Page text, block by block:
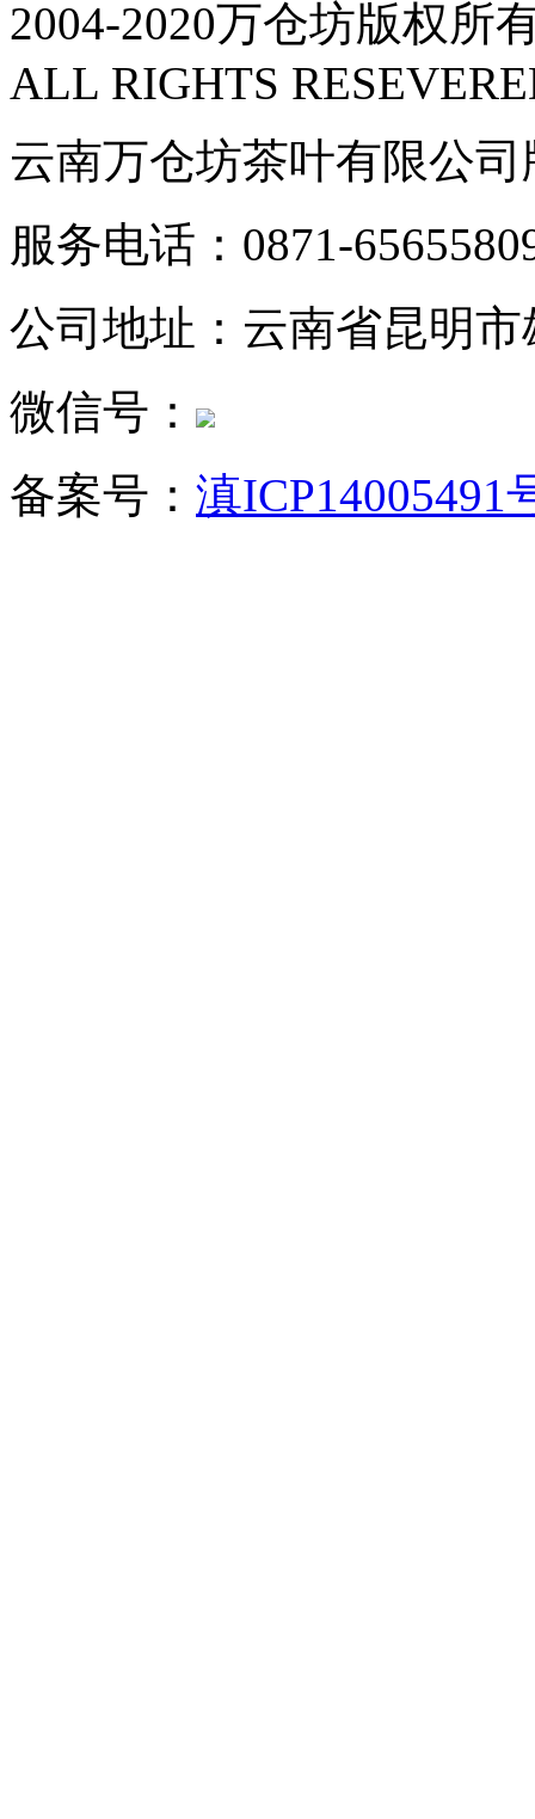
2004-2020万仓坊版权所
ALL RIGHTS
云南万仓坊茶叶有限公
服务电话：0871-
公司地址：云南省昆明
微信号：
备案号： 滇ICP14005491